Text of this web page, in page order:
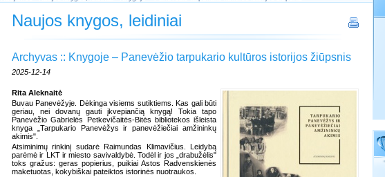
Naujos knygos, leidiniai
Archyvas :: Knygoje – Panevėžio tarpukario kultūros istorijos žiūpsnis
2025-12-14
Rita Aleknaitė
Buvau Panevėžyje. Dėkinga visiems sutiktiems. Kas gali būti
geriau, nei dovanų gauti įkvepiančią knygą! Tokia tapo
Panevėžio Gabrielės Petkevičaitės-Bitės bibliotekos išleista
knyga „Tarpukario Panevėžys ir panevėžiečiai amžininkų
akimis".
Atsiminimų rinkinį sudarė Raimundas Klimavičius. Leidybą
parėmė ir LKT ir miesto savivaldybė. Todėl ir jos „drabužėlis"
toks gražus: geras popierius, puikiai Astos Radvenskienės
maketuotas, kokybiškai pateiktos istorinės nuotraukos.